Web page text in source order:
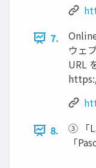
7.
ウェ
URL
8.
③ 「
「